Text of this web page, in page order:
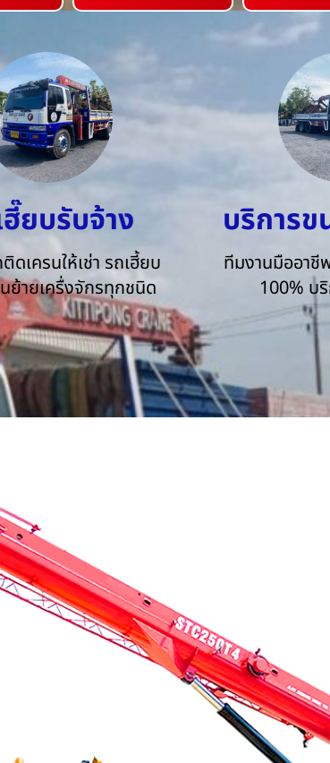
ยบรับจ้าง
ดเครนให้เช่า รถเฮี้ยบ
ย้ายเครื่งจักรทุกชนิด
บริการ
ทีมงานมืออาชี
100% บ